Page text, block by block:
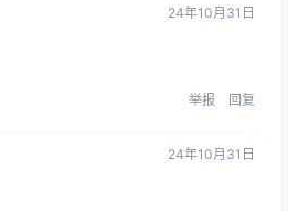
24年10月31日
举报 回复
24年10月31日